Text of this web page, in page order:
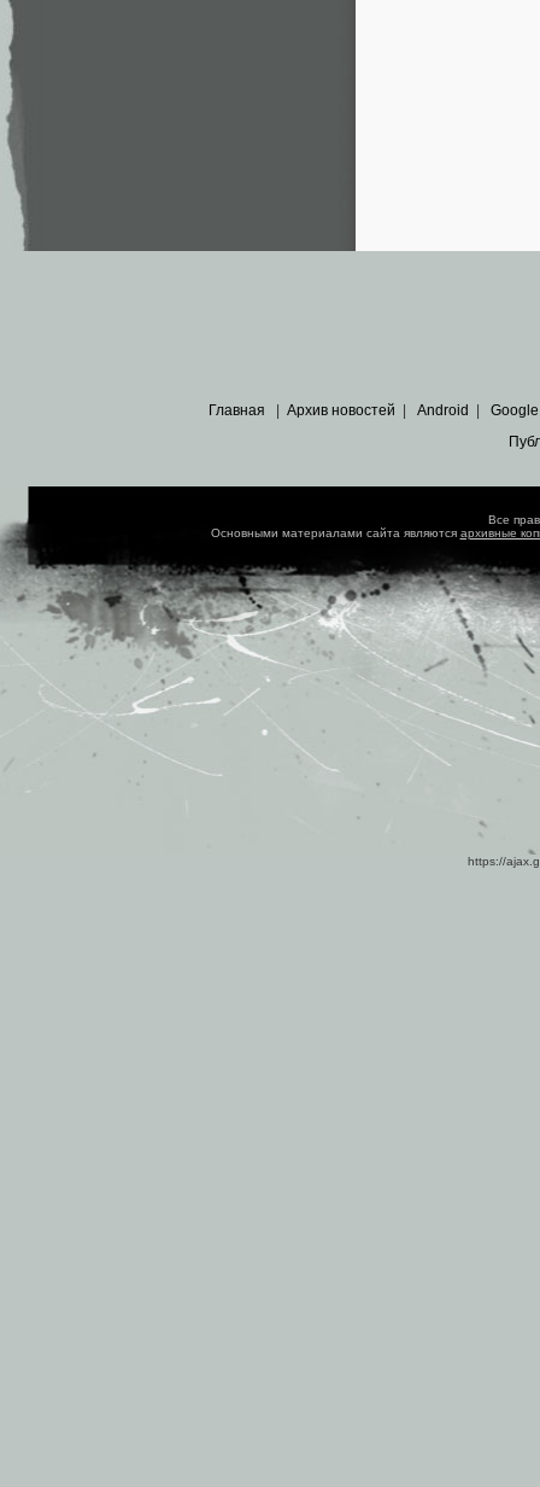
Главная Архив новостей Android Google
Все
Основными материалами сайта являются архивные
https://